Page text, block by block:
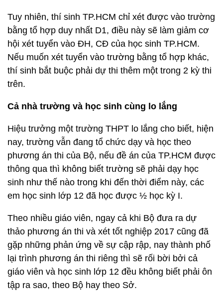
Tuy nhiên, thí sinh TP.HCM chỉ xét được vào trường
bằng tổ hợp duy nhất D1, điều này sẽ làm giảm cơ
hội xét tuyển vào ĐH, CĐ của học sinh TP.HCM.
Nếu muốn xét tuyển vào trường bằng tổ hợp khác,
thí sinh bắt buộc phải dự thi thêm một trong 2 kỳ thi
trên.
Cả nhà trường và học sinh cùng lo lắng
Hiệu trưởng một trường THPT lo lắng cho biết, hiện
nay, trường vẫn đang tổ chức dạy và học theo
phương án thi của Bộ, nếu đề án của TP.HCM được
thông qua thì không biết trường sẽ phải dạy học
sinh như thế nào trong khi đến thời điểm này, các
em học sinh lớp 12 đã học được ½ học kỳ I.
Theo nhiều giáo viên, ngay cả khi Bộ đưa ra dự
thảo phương án thi và xét tốt nghiệp 2017 cũng đã
gặp những phản ứng về sự cập rập, nay thành phố
lại trình phương án thi riêng thì sẽ rối bời bởi cả
giáo viên và học sinh lớp 12 đều không biết phải ôn
tập ra sao, theo Bộ hay theo Sở.